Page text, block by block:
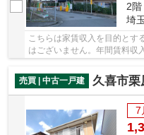
2階
埼
こちらは家賃収入を目的とす
はございません。年間賃料収
売買 | 中古一戸建
久喜市
7